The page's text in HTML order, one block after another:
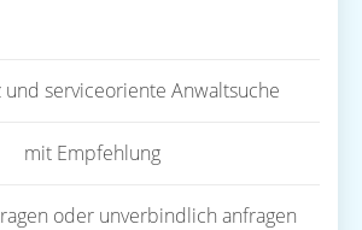
und serviceoriente Anwaltsuche
mit Empfehlung
oder unverbindlich anfragen